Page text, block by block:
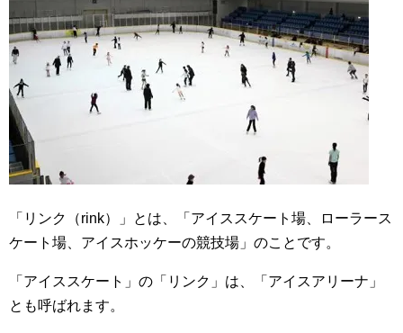
「リンク（rink）」とは、「アイススケート場、ローラース
ケート場、アイスホッケーの競技場」のことです。
「アイススケート」の「リンク」は、「アイスアリーナ」
とも呼ばれます。